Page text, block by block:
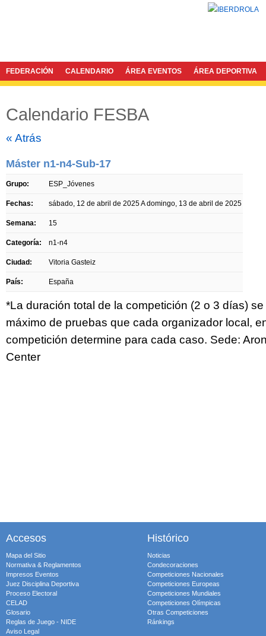
FEDERACIÓN CALENDARIO ÁREA EVENTOS ÁREA DEPORTIVA
Calendario FESBA
« Atrás
Máster n1-n4-Sub-17
Grupo: ESP_Jóvenes
Fechas: sábado, 12 de abril de 2025Adomingo, 13 de abril de 2025
Semana: 15
Categoría: n1-n4
Ciudad: Vitoria Gasteiz
País: España
*La duración total de la competición (2 o 3 días)
máximo de pruebas que cada organizador local,
competición determine para cada caso. Sede:
Center
Accesos
Mapa del Sitio
Normativa & Reglamentos
Impresos Eventos
Juez Disciplina Deportiva
Proceso Electoral
CELAD
Glosario
Reglas de Juego - NIDE
Aviso Legal
Histórico
Noticias
Condecoraciones
Competiciones Nacionales
Competiciones Europeas
Competiciones Mundiales
Competiciones Olímpicas
Otras Competiciones
Ránkings